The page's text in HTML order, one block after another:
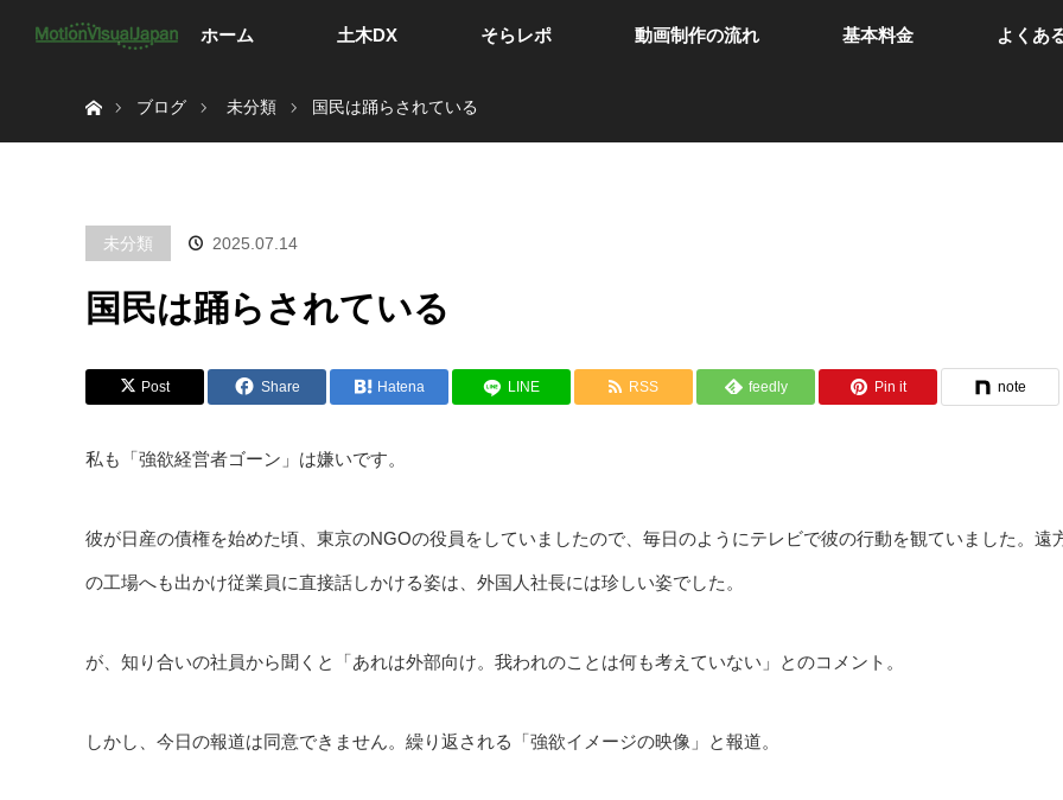
ホーム 土木DX そらレポ 動画制作の流れ 基本料金 よくあ
ブログ
未分類 国民は踊らされている
未分類 2025.07.14
国民は踊らされている
Post Share Hatena LINE RSS feedly Pin it note
私も「強欲経営者ゴーン」は嫌いです。
彼が日産の債権を始めた頃、東京のNGOの役員をしていましたので、毎日のようにテレビで彼の行動を観ていました。遠
の工場へも出かけ従業員に直接話しかける姿は、外国人社長には珍しい姿でした。
が、知り合いの社員から聞くと「あれは外部向け。我われのことは何も考えていない」とのコメント。
しかし、今日の報道は同意できません。繰り返される「強欲イメージの映像」と報道。